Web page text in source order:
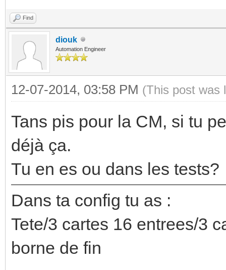
Find
diouk
Automation Engineer
12-07-2014, 03:58 PM (This post was
Tans pis pour la CM, si tu
déjà ça.
Tu en es ou dans les tests?
Dans ta config tu as :
Tete/3 cartes 16 entrees/3
borne de fin